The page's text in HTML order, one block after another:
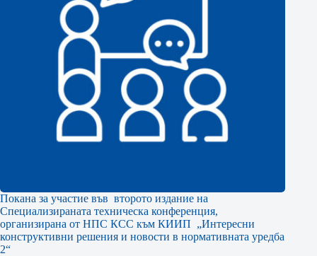
Покана за участие във второто издание на
Специализираната техническа конференция,
организирана от НПС КСС към КИИП „Интересни
конструктивни решения и новости в нормативната уредба
2“